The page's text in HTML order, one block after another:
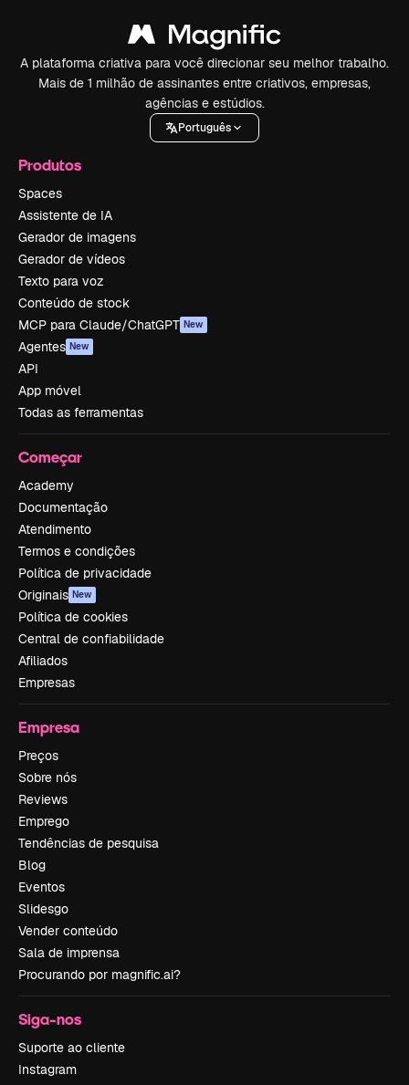
A plataforma criativa para você direcionar seu melhor trabalho.
Mais de 1 milhão de assinantes entre criativos, empresas,
agências e estúdios.
Português
Produtos
Spaces
Assistente de IA
Gerador de imagens
Gerador de vídeos
Texto para voz
Conteúdo de stock
MCP para Claude/ChatGPT New
Agentes New
API
App móvel
Todas as ferramentas
Começar
Academy
Documentação
Atendimento
Termos e condições
Política de privacidade
Originais New
Política de cookies
Central de confiabilidade
Afiliados
Empresas
Empresa
Preços
Sobre nós
Reviews
Emprego
Tendências de pesquisa
Blog
Eventos
Slidesgo
Vender conteúdo
Sala de imprensa
Procurando por magnific.ai?
Siga-nos
Suporte ao cliente
Instagram